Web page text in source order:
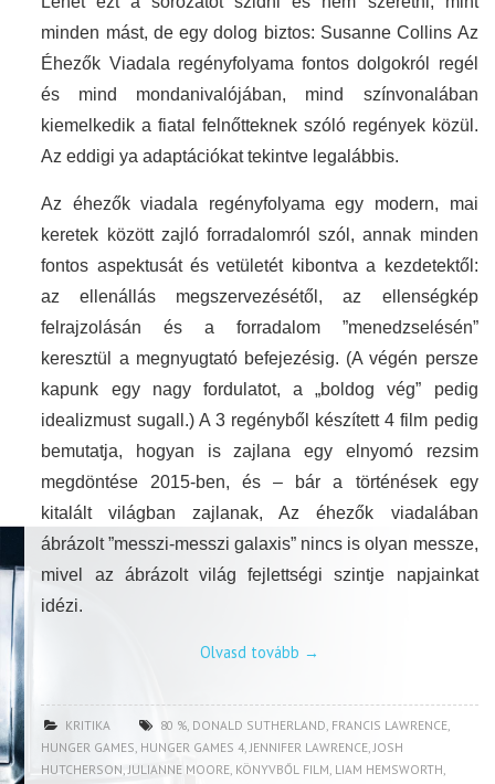
minden mást, de egy dolog biztos: Susanne Collins Az
Éhezők Viadala regényfolyama fontos dolgokról regél
és mind mondanivalójában, mind színvonalában
kiemelkedik a fiatal felnőtteknek szóló regények közül.
Az eddigi ya adaptációkat tekintve legalábbis.
Az éhezők viadala regényfolyama egy modern, mai
keretek között zajló forradalomról szól, annak minden
fontos aspektusát és vetületét kibontva a kezdetektől:
az ellenállás megszervezésétől, az ellenségkép
felrajzolásán és a forradalom ”menedzselésén”
keresztül a megnyugtató befejezésig. (A végén persze
kapunk egy nagy fordulatot, a „boldog vég” pedig
idealizmust sugall.) A 3 regényből készített 4 film pedig
bemutatja, hogyan is zajlana egy elnyomó rezsim
megdöntése 2015-ben, és – bár a történések egy
kitalált világban zajlanak, Az éhezők viadalában
ábrázolt ”messzi-messzi galaxis” nincs is olyan messze,
mivel az ábrázolt világ fejlettségi szintje napjainkat
idézi.
Olvasd tovább →
KRITIKA 80 % DONALD SUTHERLAND FRANCIS LAWRENCE
HUNGER GAMES HUNGER GAMES 4, JENNIFER LAWRENCE JOSH
HUTCHERSON JULIANNE MOORE KÖNYVBŐL FILM LIAM HEMSWORTH